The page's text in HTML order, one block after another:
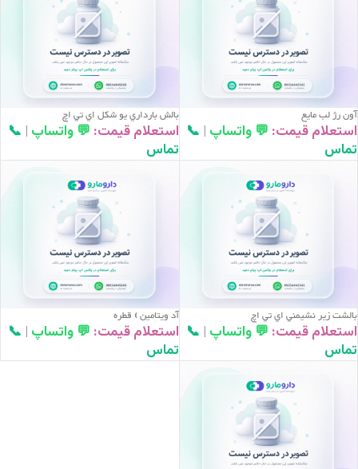
آون رژ لب مايع
استعلام قیمت: 💬 واتساپ |
📞
تماس
بالش بارداري يو شکل اي تي اچ
استعلام قیمت: 💬 واتساپ |
📞
تماس
بالشت زير نشيمني اي تي اچ
استعلام قیمت: 💬 واتساپ |
📞
تماس
آد ويتامين ) قطره
استعلام قیمت: 💬 واتساپ |
📞
تماس